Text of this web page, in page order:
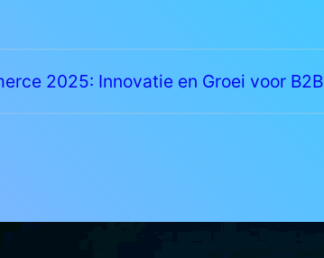
2025: Innovatie en Groei voor B2B